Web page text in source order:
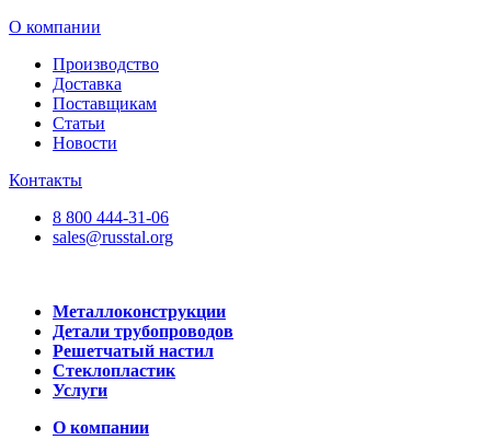
О компании
Производство
Доставка
Поставщикам
Статьи
Новости
Контакты
8 800 444-31-06
sales@russtal.org
Металлоконструкции
Детали трубопроводов
Решетчатый настил
Стеклопластик
Услуги
О компании